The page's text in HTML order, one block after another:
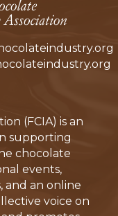
(FCIA) is an
supporting
chocolate
events,
and an online
voice on